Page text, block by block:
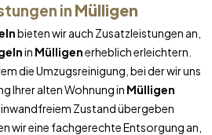
in Mülligen
bieten wir auch Zusatzleistungen an,
in Mülligenerheblich erleichtern.
die Umzugsreinigung, bei der wir uns
Ihrer alten Wohnung in Mülligen
Zustand übergeben
wir eine fachgerechte Entsorgung an,